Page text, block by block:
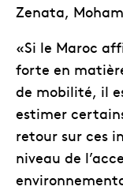
Zenata,
«Si le Maroc
forte en
de mobilité, il
estimer
retour sur ces
niveau de